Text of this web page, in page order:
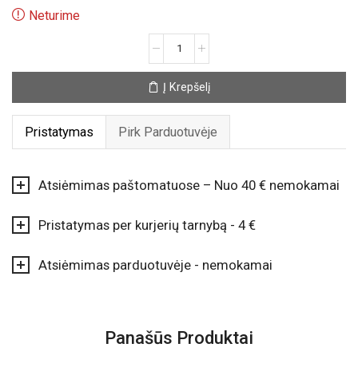
Neturime
Rašiklis
„Jaučiu
rytoj
pavargau“
Į Krepšelį
Pristatymas Pirk Parduotuvėje
Atsiėmimas paštomatuose – Nuo 40 € nemokamai
Pristatymas per kurjerių tarnybą - 4 €
Atsiėmimas parduotuvėje - nemokamai
Panašūs Produktai